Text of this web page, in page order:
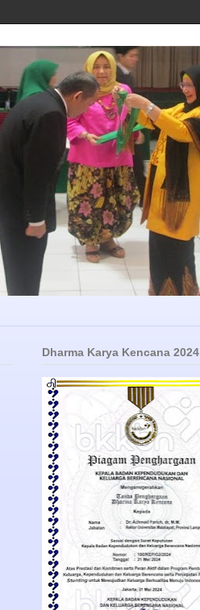
Dharma Karya Kencana 2024